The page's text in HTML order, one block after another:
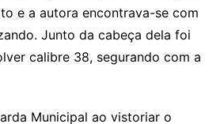
e a autora encontrava-se com
Junto da cabeça dela foi
calibre 38, segurando com a
Municipal ao vistoriar o